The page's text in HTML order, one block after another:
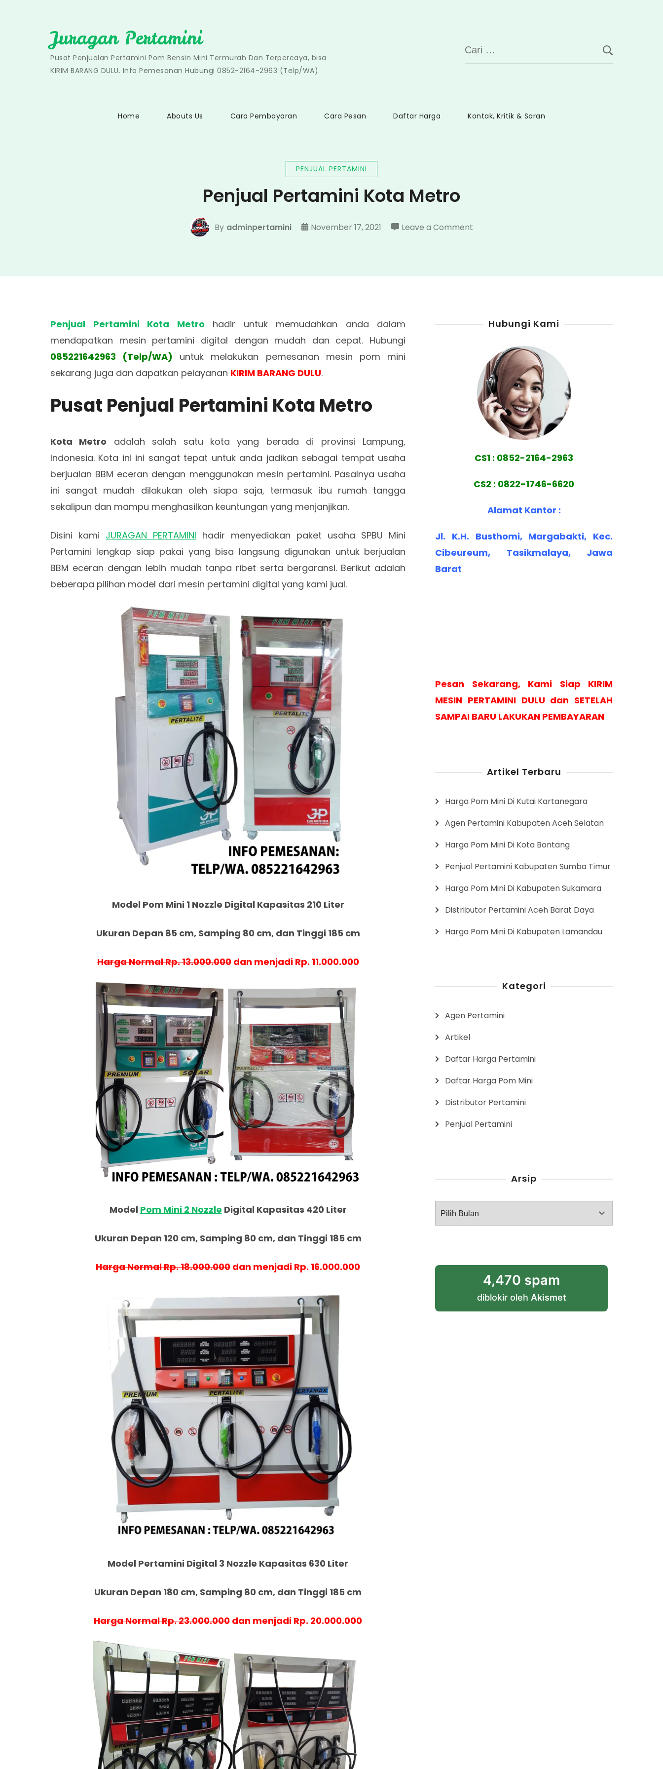
Juragan Pertamini
Pusat Penjualan Pertamini Pom Bensin Mini Termurah Dan Terpercaya, bisa
KIRIM BARANG DULU. Info Pemesanan Hubungi 0852-2164-2963 (Telp/WA).
Cari
untuk:
Home Abouts Us Cara Pembayaran Cara Pesan Daftar Harga Kontak, Kritik & Saran
PENJUAL PERTAMINI
Penjual Pertamini Kota Metro
By adminpertamini November 17, 2021 Leave a Commenton
Penjual Pertamini Kota Metro hadir untuk memudahkan anda dalam
mendapatkan mesin pertamini digital dengan mudah dan cepat. Hubungi
085221642963 (Telp/WA) untuk melakukan pemesanan mesin pom mini
sekarang juga dan dapatkan pelayanan KIRIM BARANG DULU.
Pusat Penjual Pertamini Kota Metro
Kota Metro adalah salah satu kota yang berada di provinsi Lampung,
Indonesia. Kota ini ini sangat tepat untuk anda jadikan sebagai tempat usaha
berjualan BBM eceran dengan menggunakan mesin pertamini. Pasalnya usaha
ini sangat mudah dilakukan oleh siapa saja, termasuk ibu rumah tangga
sekalipun dan mampu menghasilkan keuntungan yang menjanjikan.
Disini kami JURAGAN PERTAMINI hadir menyediakan paket usaha SPBU Mini
Pertamini lengkap siap pakai yang bisa langsung digunakan untuk berjualan
BBM eceran dengan lebih mudah tanpa ribet serta bergaransi. Berikut adalah
beberapa pilihan model dari mesin pertamini digital yang kami jual.
Model Pom Mini 1 Nozzle Digital Kapasitas 210 Liter
Ukuran Depan 85 cm, Samping 80 cm, dan Tinggi 185 cm
Harga Normal Rp. 13.000.000dan menjadi Rp. 11.000.000
Model Pom Mini 2 Nozzle Digital Kapasitas 420 Liter
Ukuran Depan 120 cm, Samping 80 cm, dan Tinggi 185 cm
Harga Normal Rp. 18.000.000 dan menjadi Rp. 16.000.000
Model Pertamini Digital 3 Nozzle Kapasitas 630 Liter
Ukuran Depan 180 cm, Samping 80 cm, dan Tinggi 185 cm
Harga Normal Rp. 23.000.000 dan menjadi Rp. 20.000.000
Hubungi Kami
CS1 : 0852-2164-2963
CS2 : 0822-1746-6620
Alamat Kantor :
Jl. K.H. Busthomi, Margabakti, Kec.
Cibeureum, Tasikmalaya, Jawa
Barat
Pesan Sekarang, Kami Siap KIRIM
MESIN PERTAMINI DULU dan SETELAH
SAMPAI BARU LAKUKAN PEMBAYARAN
Artikel Terbaru
Harga Pom Mini Di Kutai Kartanegara
Agen Pertamini Kabupaten Aceh Selatan
Harga Pom Mini Di Kota Bontang
Penjual Pertamini Kabupaten Sumba Timur
Harga Pom Mini Di Kabupaten Sukamara
Distributor Pertamini Aceh Barat Daya
Harga Pom Mini Di Kabupaten Lamandau
Kategori
Agen Pertamini
Artikel
Daftar Harga Pertamini
Daftar Harga Pom Mini
Distributor Pertamini
Penjual Pertamini
Arsip
Arsip
4,470 spam
diblokir oleh Akismet